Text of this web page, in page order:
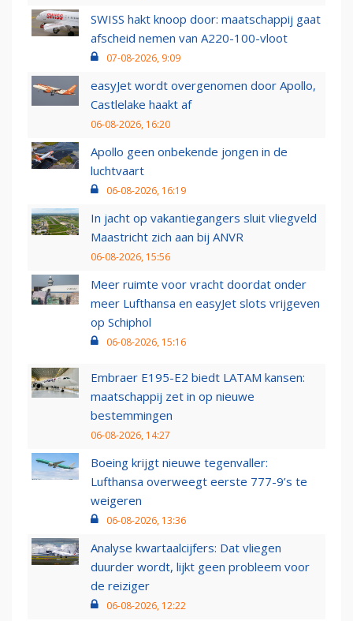
SWISS hakt knoop door: maatschappij gaat
afscheid nemen van A220-100-vloot
07-08-2026, 9:09
easyJet wordt overgenomen door Apollo,
Castlelake haakt af
06-08-2026, 16:20
Apollo geen onbekende jongen in de
luchtvaart
06-08-2026, 16:19
In jacht op vakantiegangers sluit vliegveld
Maastricht zich aan bij ANVR
06-08-2026, 15:56
Meer ruimte voor vracht doordat onder
meer Lufthansa en easyJet slots vrijgeven
op Schiphol
06-08-2026, 15:16
Embraer E195-E2 biedt LATAM kansen:
maatschappij zet in op nieuwe
bestemmingen
06-08-2026, 14:27
Boeing krijgt nieuwe tegenvaller:
Lufthansa overweegt eerste 777-9’s te
weigeren
06-08-2026, 13:36
Analyse kwartaalcijfers: Dat vliegen
duurder wordt, lijkt geen probleem voor
de reiziger
06-08-2026, 12:22